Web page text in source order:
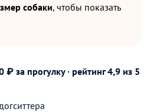
собаки, чтобы показать
за прогулку · рейтинг4,9 из 5